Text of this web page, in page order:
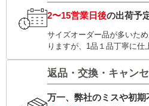
2〜15営業日後の出荷予
サイズオーダー品が多いた
りますが、1品１品丁寧に仕
返品・交換・キャン
万一、弊社のミスや初